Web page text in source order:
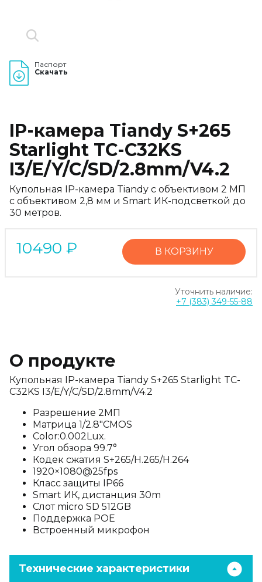
Паспорт
Скачать
IP-камера Tiandy S+265
Starlight TC-C32KS
I3/E/Y/C/SD/2.8mm/V4.2
Купольная IP-камера Tiandy с объективом 2 МП
с объективом 2,8 мм и Smart ИК-подсветкой до
30 метров.
10490 ₽ В КОРЗИНУ
Уточнить наличие:
+7 (383) 349-55-88
О продукте
Купольная IP-камера Tiandy S+265 Starlight TC-
C32KS I3/E/Y/C/SD/2.8mm/V4.2
Разрешение 2МП
Матрица 1/2.8"CMOS
Color:0.002Lux.
Угол обзора 99.7°
Кодек сжатия S+265/H.265/H.264
1920×1080@25fps
Класс защиты IP66
Smart ИК, дистанция 30m
Слот micro SD 512GB
Поддержка POE
Встроенный микрофон
Технические характеристики